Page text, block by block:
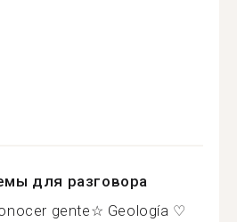
для разговора
gente☆ Geología ♡